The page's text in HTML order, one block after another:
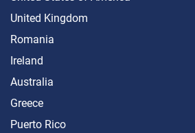
United Kingdom
Romania
Ireland
Australia
Greece
Puerto Rico